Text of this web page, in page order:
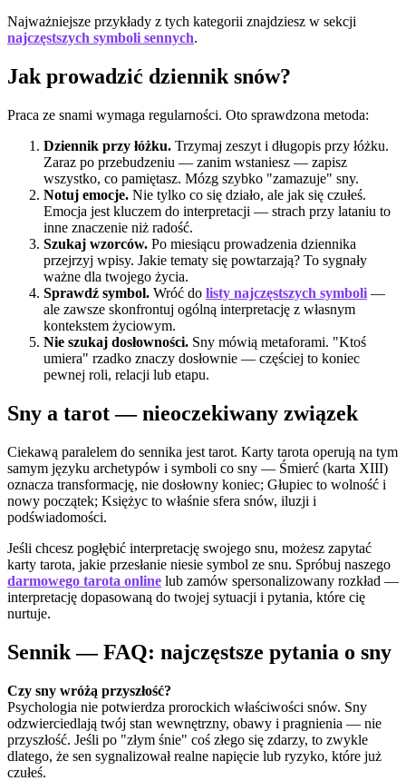
Najważniejsze przykłady z tych kategorii znajdziesz w sekcji
najczęstszych symboli sennych.
Jak prowadzić dziennik snów?
Praca ze snami wymaga regularności. Oto sprawdzona metoda:
Dziennik przy łóżku. Trzymaj zeszyt i długopis przy łóżku.
Zaraz po przebudzeniu — zanim wstaniesz — zapisz
wszystko, co pamiętasz. Mózg szybko "zamazuje" sny.
Notuj emocje. Nie tylko co się działo, ale jak się czułeś.
Emocja jest kluczem do interpretacji — strach przy lataniu to
inne znaczenie niż radość.
Szukaj wzorców. Po miesiącu prowadzenia dziennika
przejrzyj wpisy. Jakie tematy się powtarzają? To sygnały
ważne dla twojego życia.
Sprawdź symbol. Wróć do listy najczęstszych symboli —
ale zawsze skonfrontuj ogólną interpretację z własnym
kontekstem życiowym.
Nie szukaj dosłowności. Sny mówią metaforami. "Ktoś
umiera" rzadko znaczy dosłownie — częściej to koniec
pewnej roli, relacji lub etapu.
Sny a tarot — nieoczekiwany związek
Ciekawą paralelem do sennika jest tarot. Karty tarota operują na tym
samym języku archetypów i symboli co sny — Śmierć (karta XIII)
oznacza transformację, nie dosłowny koniec; Głupiec to wolność i
nowy początek; Księżyc to właśnie sfera snów, iluzji i
podświadomości.
Jeśli chcesz pogłębić interpretację swojego snu, możesz zapytać
karty tarota, jakie przesłanie niesie symbol ze snu. Spróbuj naszego
darmowego tarota online lub zamów spersonalizowany rozkład —
interpretację dopasowaną do twojej sytuacji i pytania, które cię
nurtuje.
Sennik — FAQ: najczęstsze pytania o sny
Czy sny wróżą przyszłość?
Psychologia nie potwierdza prorockich właściwości snów. Sny
odzwierciedlają twój stan wewnętrzny, obawy i pragnienia — nie
przyszłość. Jeśli po "złym śnie" coś złego się zdarzy, to zwykle
dlatego, że sen sygnalizował realne napięcie lub ryzyko, które już
czułeś.